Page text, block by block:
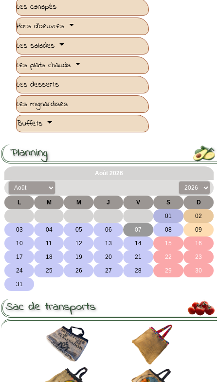
Les canapés
Hors d'oeuvres
Les salades
Les plats chauds
Les desserts
Les mignardises
Buffets

Planning
Sac de transports